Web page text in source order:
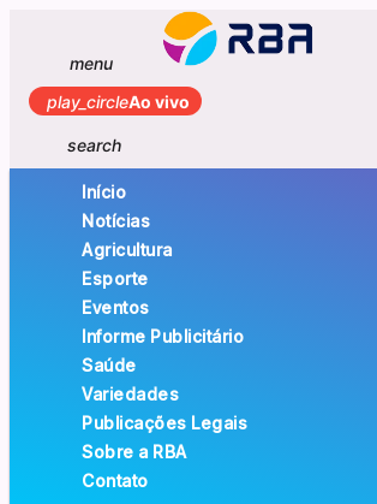
menu
play_circleAo vivo
search
Início
Notícias
Agricultura
Esporte
Eventos
Informe Publicitário
Saúde
Variedades
Publicações Legais
Sobre a RBA
Contato